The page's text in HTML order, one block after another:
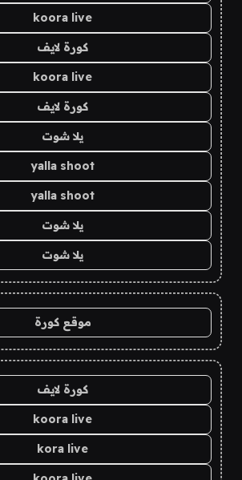
koora live
كورة لايف
koora live
كورة لايف
يلا شوت
yalla shoot
yalla shoot
يلا شوت
يلا شوت
موقع كورة
كورة لايف
koora live
kora live